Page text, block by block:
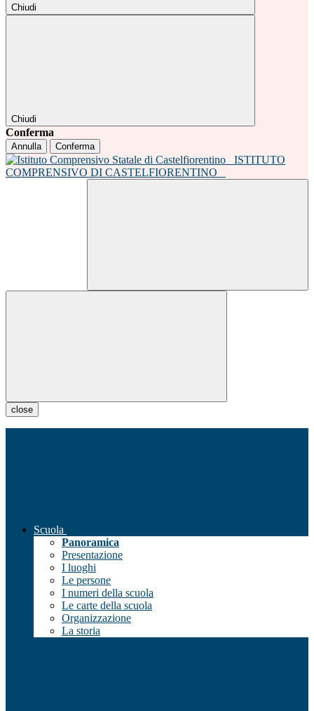
Chiudi
Chiudi
Conferma
Annulla Conferma
ISTITUTO
COMPRENSIVO DI CASTELFIORENTINO
close
Scuola
Panoramica
Presentazione
I luoghi
Le persone
I numeri della scuola
Le carte della scuola
Organizzazione
La storia